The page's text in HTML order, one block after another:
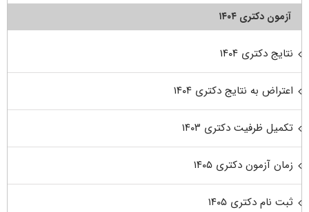
آزمون دکتری ۱۴۰۴
نتایج دکتری ۱۴۰۴
اعتراض به نتایج دکتری ۱۴۰۴
تکمیل ظرفیت دکتری ۱۴۰۳
زمان آزمون دکتری ۱۴۰۵
ثبت نام دکتری ۱۴۰۵